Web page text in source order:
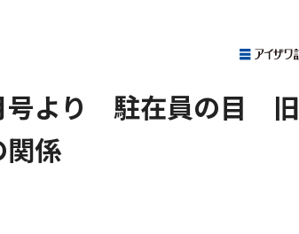
号より 駐在員の目 旧
係